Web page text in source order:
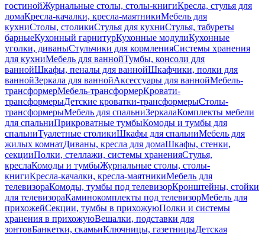
гостинойЖурнальные столы, столы-книгиКресла, стулья для
домаКресла-качалки, кресла-маятникиМебель для
кухниСтолы, столикиСтулья для кухниСтулья, табуреты
барныеКухонный гарнитурКухонные модулиКухонные
уголки, диваныСтульчики для кормленияСистемы хранения
для кухниМебель для ваннойТумбы, консоли для
ваннойШкафы, пеналы для ваннойШкафчики, полки для
ваннойЗеркала для ваннойАксессуары для ваннойМебель-
трансформерМебель-трансформерКровати-
трансформерыДетские кроватки-трансформерыСтолы-
трансформерыМебель для спальниЗеркалаКомплекты мебели
для спальниПрикроватные тумбыКомоды и тумбы для
спальниТуалетные столикиШкафы для спальниМебель для
жилых комнатДиваны, кресла для домаШкафы, стенки,
секцииПолки, стеллажи, системы храненияСтулья,
креслаКомоды и тумбыЖурнальные столы, столы-
книгиКресла-качалки, кресла-маятникиМебель для
телевизораКомоды, тумбы под телевизорКронштейны, стойки
для телевизораКаминокомплекты под телевизорМебель для
прихожейСекции, тумбы в прихожуюПолки и системы
хранения в прихожуюВешалки, подставки для
зонтовБанкетки, скамьиКлючницы, газетницыДетская